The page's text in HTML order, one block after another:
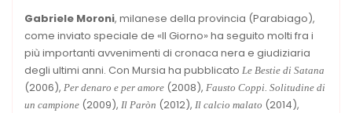
Gabriele Moroni, milanese della provincia (Parabiago),
come inviato speciale de «Il Giorno» ha seguito molti fra i
più importanti avvenimenti di cronaca nera e giudiziaria
degli ultimi anni. Con Mursia ha pubblicato Le Bestie di Satana
(2006), Per denaro e per amore (2008), Fausto Coppi. Solitudine di
un campione (2009), Il Paròn (2012), Il calcio malato (2014),